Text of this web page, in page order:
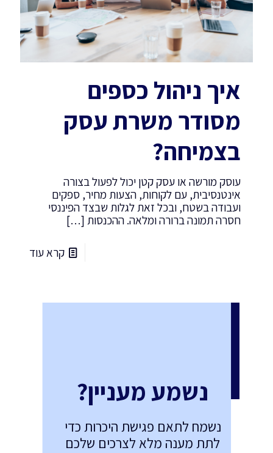
איך ניהול כספים
מסודר משרת עסק
בצמיחה?
עוסק מורשה או עסק קטן יכול לפעול בצורה
אינטנסיבית, עם לקוחות, הצעות מחיר, ספקים
ועבודה בשטח, ובכל זאת לגלות שבצד הפיננסי
חסרה תמונה ברורה ומלאה. ההכנסות […]
קרא עוד
נשמע מעניין?
נשמח לתאם פגישת היכרות כדי
לתת מענה מלא לצרכים שלכם